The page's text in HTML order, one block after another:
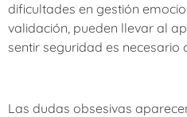
dificultades en gestión
validación, pueden llevar al
sentir seguridad es necesario
Las dudas obsesivas